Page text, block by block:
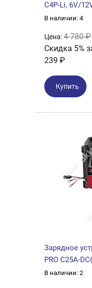
C4P-Li, 6V/
В наличии: 4
Цена:4 780 ₽
Скидка 5%
239 ₽
Купить
Зарядное
PRO C25A-
В наличии: 2